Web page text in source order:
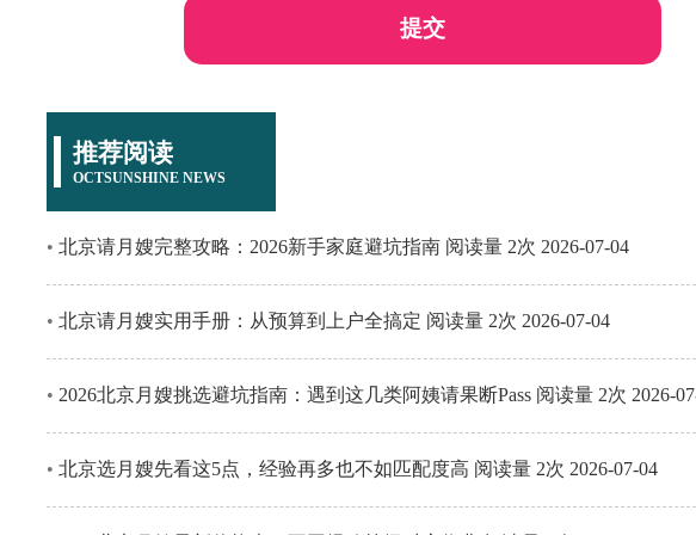
提交
推荐阅读
OCTSUNSHINE NEWS
北京请月嫂完整攻略：2026新手家庭避坑指南 阅读量 2次 2026-07-04
北京请月嫂实用手册：从预算到上户全搞定 阅读量 2次 2026-07-04
2026北京月嫂挑选避坑指南：遇到这几类阿姨请果断Pass 阅读量 2次 2026-
北京选月嫂先看这5点，经验再多也不如匹配度高 阅读量 2次 2026-07-04